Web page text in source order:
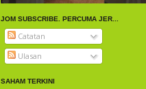
JOM SUBSCRIBE. PERCUMA JER...
Catatan
Ulasan
SAHAM TERKINI